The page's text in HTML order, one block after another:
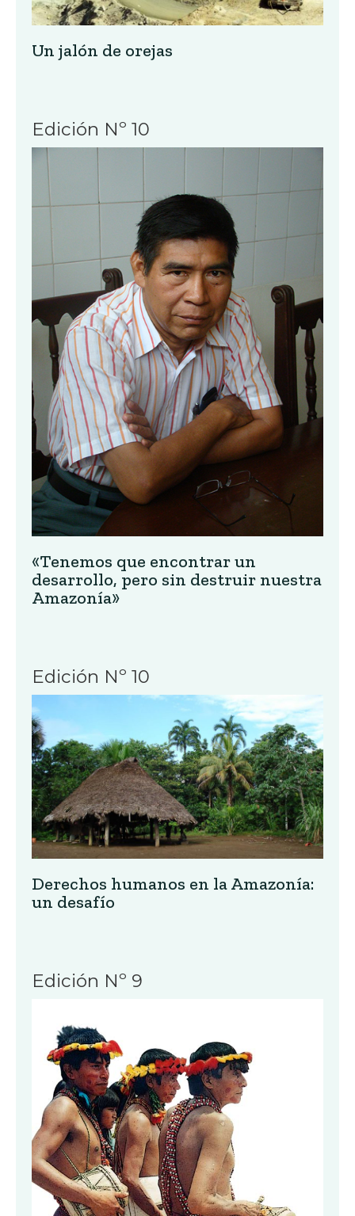
Un jalón de orejas
Edición Nº 10
«Tenemos que encontrar un
desarrollo, pero sin destruir nuestra
Amazonía»
Edición Nº 10
Derechos humanos en la Amazonía:
un desafío
Edición Nº 9